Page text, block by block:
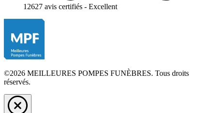
12627 avis certifiés - Excellent
©2026 MEILLEURES POMPES FUNÈBRES. Tous droits
réservés.